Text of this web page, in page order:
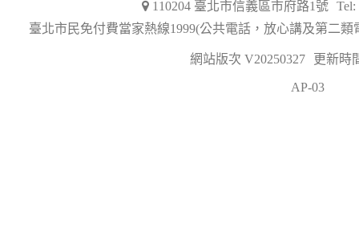
110204 臺北市信義區市府路1號
Tel:
臺北市民免付費當家熱線1999(公共電話，放心講及第二類
網站版次 V20250327 更新時
AP-03